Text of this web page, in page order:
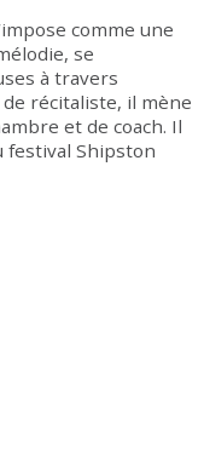
comme une
se
à travers
récitaliste, il mène
et de coach. Il
festival Shipston